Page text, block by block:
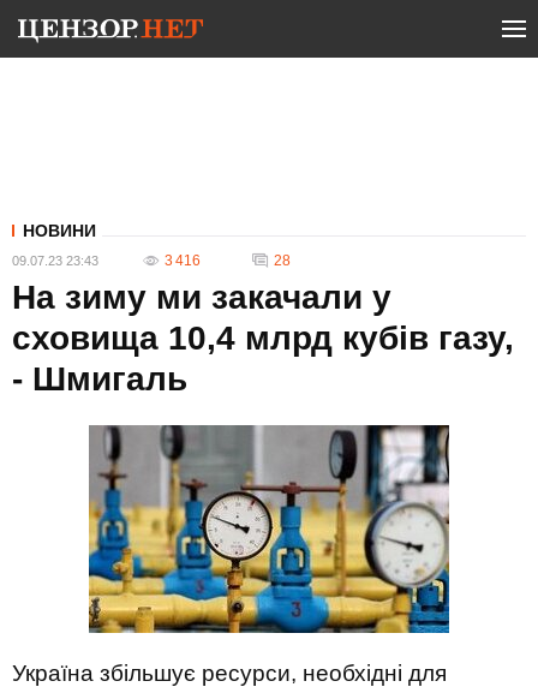
НОВИНИ
09.07.23 23:43 3 416 28
На зиму ми закачали у
сховища 10,4 млрд кубів газу,
- Шмигаль
Україна збільшує ресурси, необхідні для